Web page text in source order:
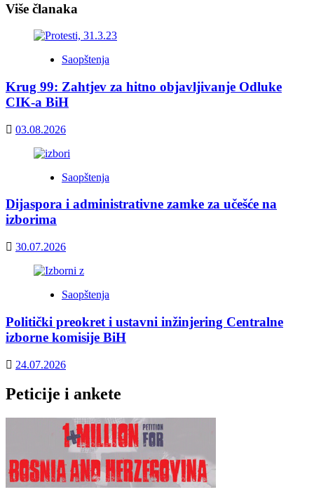
Više članaka
Saopštenja
Krug 99: Zahtjev za hitno objavljivanje Odluke
CIK-a BiH
03.08.2026
Saopštenja
Dijaspora i administrativne zamke za učešće na
izborima
30.07.2026
Saopštenja
Politički preokret i ustavni inžinjering Centralne
izborne komisije BiH
24.07.2026
Peticije i ankete